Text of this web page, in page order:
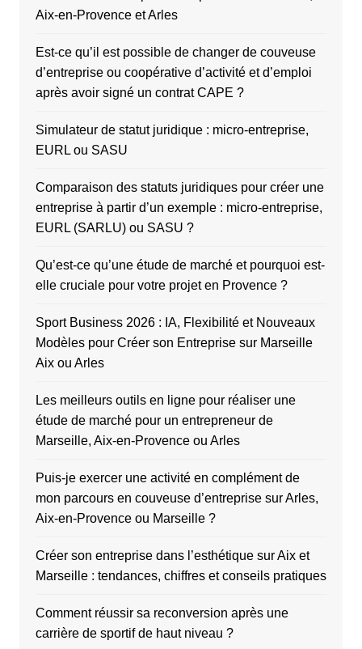
Aix-en-Provence et Arles
Est-ce qu’il est possible de changer de couveuse
d’entreprise ou coopérative d’activité et d’emploi
après avoir signé un contrat CAPE ?
Simulateur de statut juridique : micro-entreprise,
EURL ou SASU
Comparaison des statuts juridiques pour créer une
entreprise à partir d’un exemple : micro-entreprise,
EURL (SARLU) ou SASU ?
Qu’est-ce qu’une étude de marché et pourquoi est-
elle cruciale pour votre projet en Provence ?
Sport Business 2026 : IA, Flexibilité et Nouveaux
Modèles pour Créer son Entreprise sur Marseille
Aix ou Arles
Les meilleurs outils en ligne pour réaliser une
étude de marché pour un entrepreneur de
Marseille, Aix-en-Provence ou Arles
Puis-je exercer une activité en complément de
mon parcours en couveuse d’entreprise sur Arles,
Aix-en-Provence ou Marseille ?
Créer son entreprise dans l’esthétique sur Aix et
Marseille : tendances, chiffres et conseils pratiques
Comment réussir sa reconversion après une
carrière de sportif de haut niveau ?